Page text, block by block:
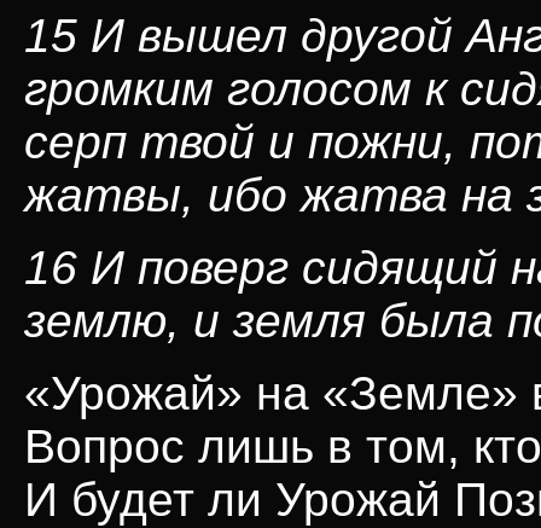
15 И вышел другой
громким голосом к
серп твой и пожни,
жатвы, ибо жатва на
16 И поверг сидящий
землю, и земля была
«Урожай» на «Земле»
Вопрос лишь в том,
И будет ли Урожай